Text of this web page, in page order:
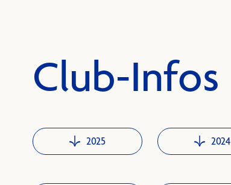
Club-Infos
2025 2024